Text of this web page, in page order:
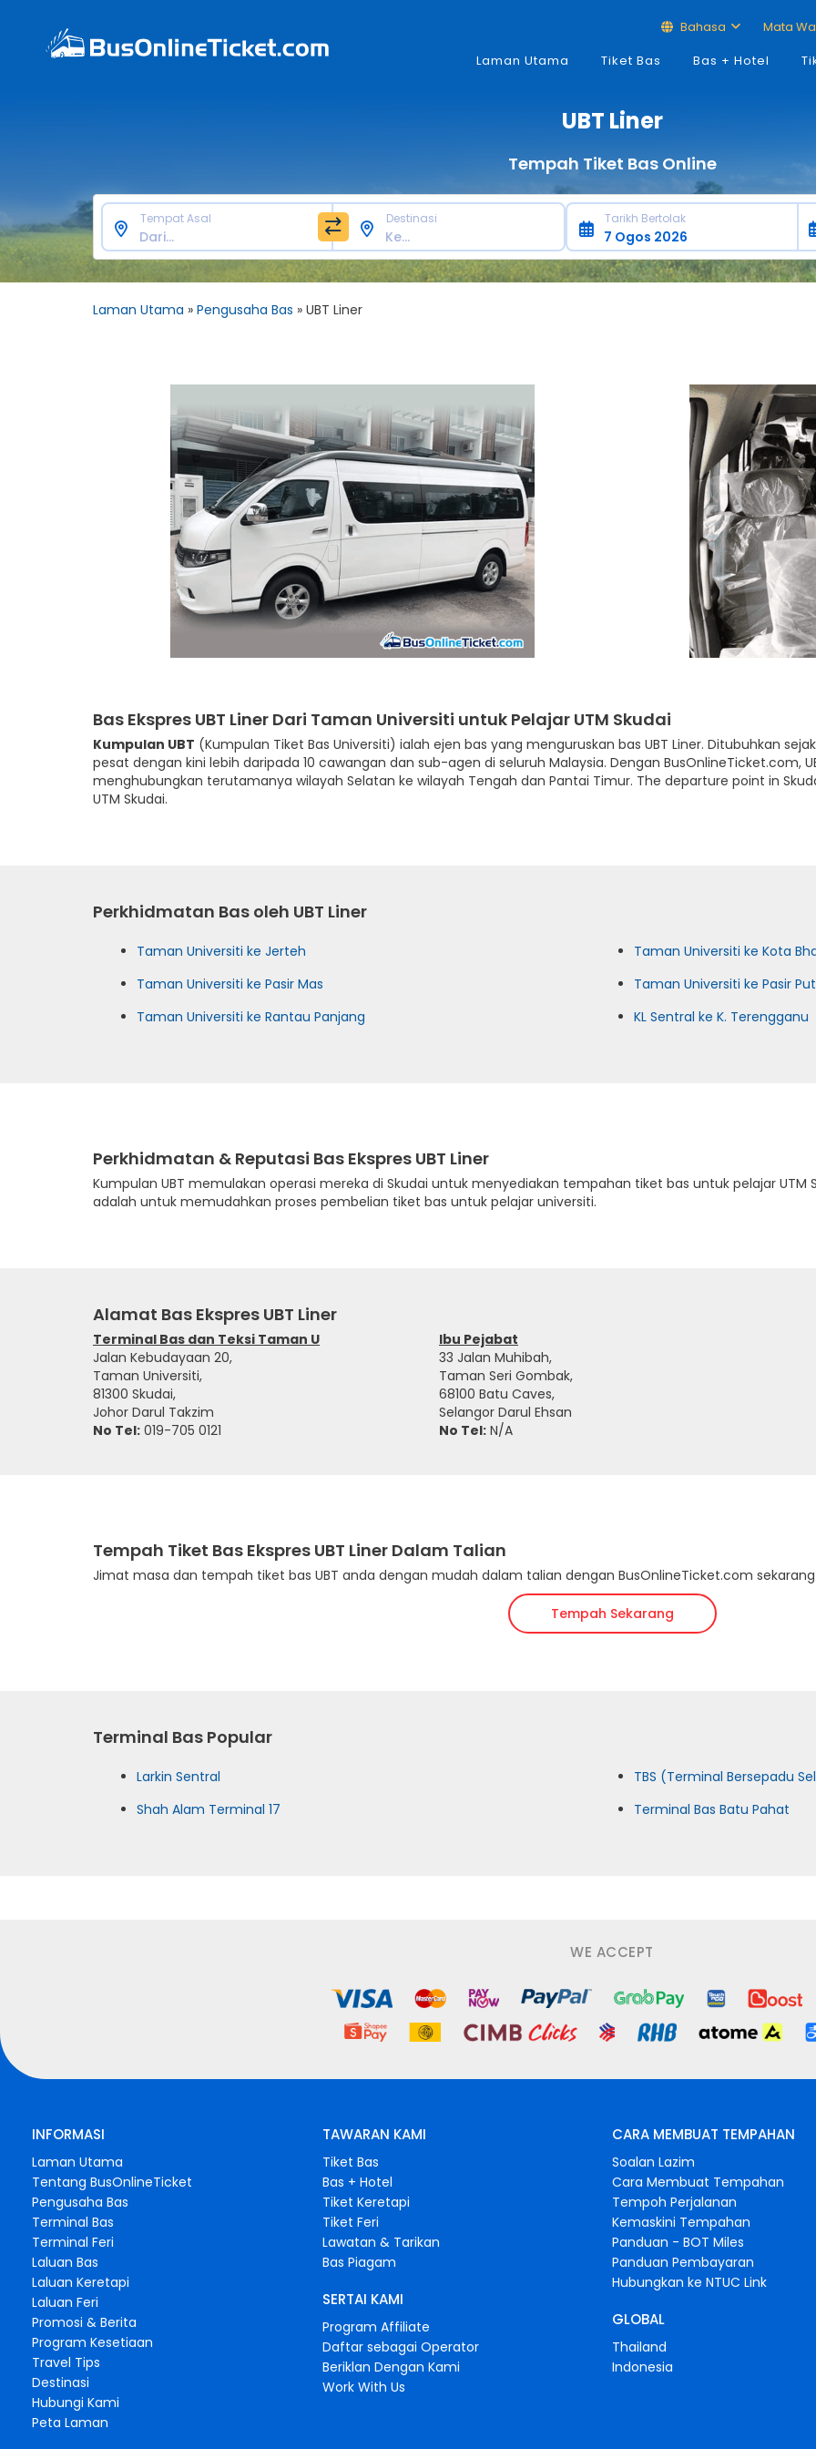
Bahasa
Mata
Laman Utama
Tiket Bas Bas + Hotel
UBT Liner
Tempah Tiket Bas Online
Tempat Asal Destinasi Tarikh Bertolak
Laman Utama » Pengusaha Bas » UBT Liner
Bas Ekspres UBT Liner Dari Taman Universiti untuk Pelajar UTM Skudai
Kumpulan UBT (Kumpulan Tiket Bas Universiti) ialah ejen bas yang menguruskan bas UBT Liner. Ditubuhkan
pesat dengan kini lebih daripada 10 cawangan dan sub-agen di seluruh Malaysia. Dengan BusOnlineTicket.com,
menghubungkan terutamanya wilayah Selatan ke wilayah Tengah dan Pantai Timur. The departure point in
UTM Skudai.
Perkhidmatan Bas oleh UBT Liner
Taman Universiti ke Jerteh
Taman Universiti ke Kota
Taman Universiti ke Pasir Mas
Taman Universiti ke Pasir
Taman Universiti ke Rantau Panjang
KL Sentral ke K. Terengganu
Perkhidmatan & Reputasi Bas Ekspres UBT Liner
Kumpulan UBT memulakan operasi mereka di Skudai untuk menyediakan tempahan tiket bas untuk pelajar UTM
adalah untuk memudahkan proses pembelian tiket bas untuk pelajar universiti.
Alamat Bas Ekspres UBT Liner
Terminal Bas dan Teksi Taman U
Jalan Kebudayaan 20,
Taman Universiti,
81300 Skudai,
Johor Darul Takzim
No Tel: 019-705 0121
Ibu Pejabat
33 Jalan Muhibah,
Taman Seri Gombak,
68100 Batu Caves,
Selangor Darul Ehsan
No Tel:N/A
Tempah Tiket Bas Ekspres UBT Liner Dalam Talian
Jimat masa dan tempah tiket bas UBT anda dengan mudah dalam talian dengan BusOnlineTicket.com
Tempah Sekarang
Terminal Bas Popular
Larkin Sentral
TBS (Terminal Bersepadu
Shah Alam Terminal 17
Terminal Bas Batu Pahat
WE ACCEPT
INFORMASI
Laman Utama
Tentang BusOnlineTicket
Pengusaha Bas
Terminal Bas
Terminal Feri
Laluan Bas
Laluan Keretapi
Laluan Feri
Promosi & Berita
Program Kesetiaan
Travel Tips
Destinasi
Hubungi Kami
Peta Laman
TAWARAN KAMI
Tiket Bas
Bas + Hotel
Tiket Keretapi
Tiket Feri
Lawatan & Tarikan
Bas Piagam
SERTAI KAMI
Program Affiliate
Daftar sebagai Operator
Beriklan Dengan Kami
Work With Us
CARA MEMBUAT TEMPAHAN
Soalan Lazim
Cara Membuat Tempahan
Tempoh Perjalanan
Kemaskini Tempahan
Panduan - BOT Miles
Panduan Pembayaran
Hubungkan ke NTUC Link
GLOBAL
Thailand
Indonesia